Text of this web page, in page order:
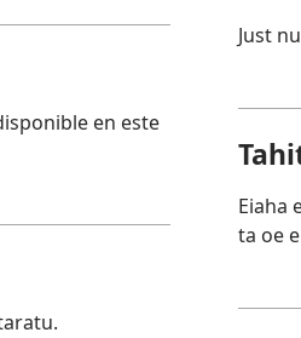
en este
Just
Eiaha
ta oe